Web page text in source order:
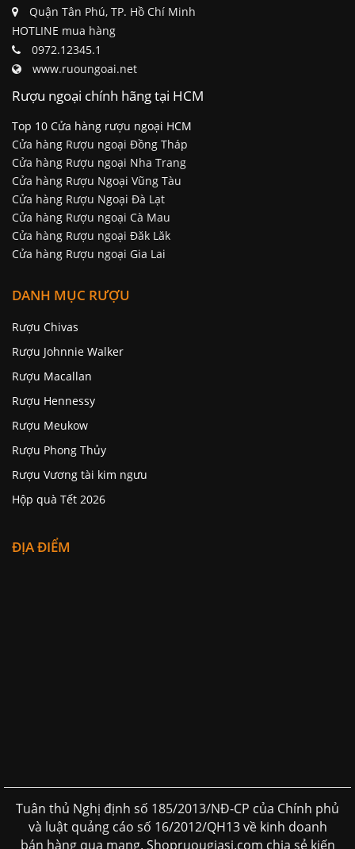
Quận Tân Phú, TP. Hồ Chí Minh
HOTLINE mua hàng
0972.12345.1
www.ruoungoai.net
Rượu ngoại chính hãng tại HCM
Top 10 Cửa hàng rượu ngoại HCM
Cửa hàng Rượu ngoại Đồng Tháp
Cửa hàng Rượu ngoại Nha Trang
Cửa hàng Rượu Ngoại Vũng Tàu
Cửa hàng Rượu Ngoại Đà Lạt
Cửa hàng Rượu ngoại Cà Mau
Cửa hàng Rượu ngoại Đăk Lăk
Cửa hàng Rượu ngoại Gia Lai
DANH MỤC RƯỢU
Rượu Chivas
Rượu Johnnie Walker
Rượu Macallan
Rượu Hennessy
Rượu Meukow
Rượu Phong Thủy
Rượu Vương tài kim ngưu
Hộp quà Tết 2026
ĐỊA ĐIỂM
Tuân thủ Nghị định số 185/2013/NĐ-CP của Chính phủ
và luật quảng cáo số 16/2012/QH13 về kinh doanh
bán hàng qua mạng. Shopruougiasi.com chia sẻ kiến